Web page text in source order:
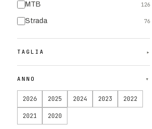
MTB 126
Strada 76
TAGLIA ▾
ANNO ▾
2026 2025 2024 2023 2022
2021 2020